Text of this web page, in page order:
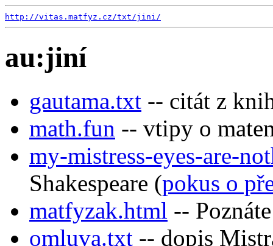
http://vitas.matfyz.cz/txt/jini/
au:jiní
gautama.txt -- citát z
math.fun -- vtipy o
my-mistress-eyes-are-
Shakespeare (pokus o
matfyzak.html --
omluva.txt -- dopis